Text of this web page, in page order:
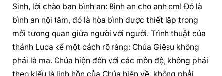
Sinh, lời chào ban bình an: Bình an cho anh em! Đó là
bình an nội tâm, đó là hòa bình được thiết lập trong
mối tương quan giữa người với người. Trình thuật của
thánh Luca kể một cách rõ ràng: Chúa Giêsu không
phải là ma. Chúa hiện đến với các môn đệ, không phải
theo kiểu là linh hồn của Chúa hiện về, không phải